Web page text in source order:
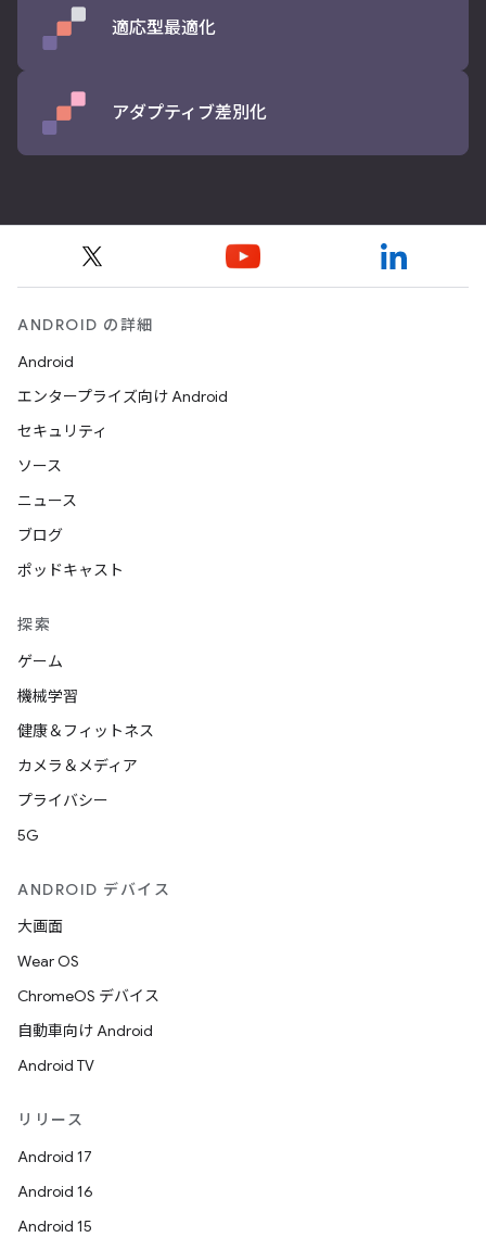
適応型最適化
アダプティブ差別化
ANDROID の詳細
Android
エンタープライズ向け Android
セキュリティ
ソース
ニュース
ブログ
ポッドキャスト
探索
ゲーム
機械学習
健康＆フィットネス
カメラ＆メディア
プライバシー
5G
ANDROID デバイス
大画面
Wear OS
ChromeOS デバイス
自動車向け Android
Android TV
リリース
Android 17
Android 16
Android 15